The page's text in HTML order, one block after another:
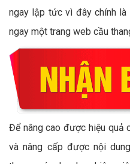
ngay lập tức vì đây chính
ngay một trang web cầu
Để nâng cao được hiệu quả
và nâng cấp được nội